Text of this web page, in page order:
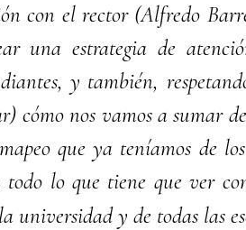
con el rector (Alfredo
una estrategia de
y también,
cómo nos vamos a sumar
que ya teníamos de
todo lo que tiene que ver
universidad y de todas las